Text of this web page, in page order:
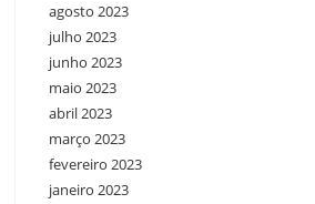
agosto 2023
julho 2023
junho 2023
maio 2023
abril 2023
março 2023
fevereiro 2023
janeiro 2023